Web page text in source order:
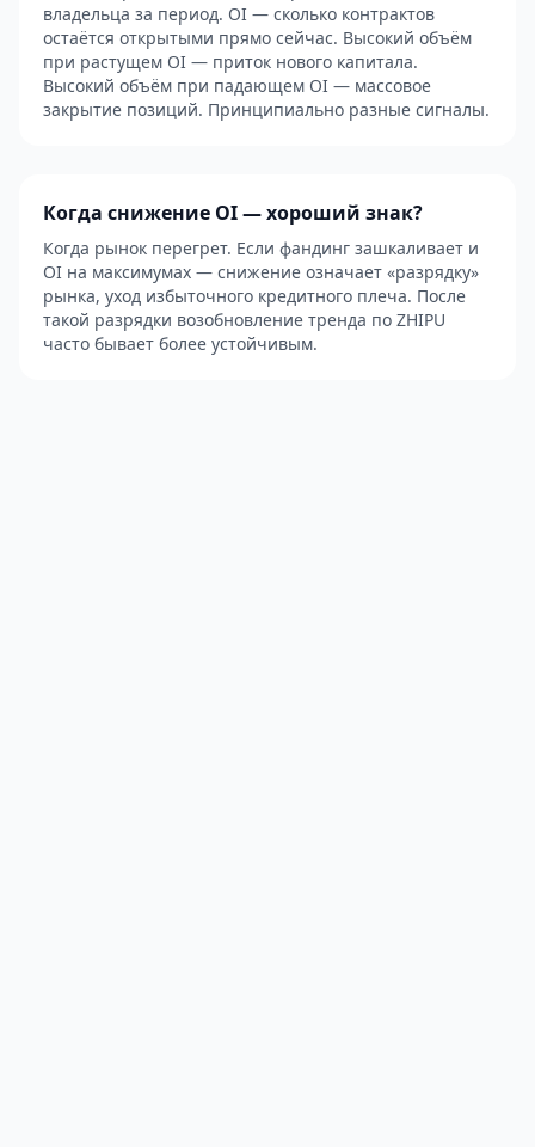
владельца за период. OI — сколько контрактов
остаётся открытыми прямо сейчас. Высокий объём
при растущем OI — приток нового капитала.
Высокий объём при падающем OI — массовое
закрытие позиций. Принципиально разные сигналы.
Когда снижение OI — хороший знак?
Когда рынок перегрет. Если фандинг зашкаливает и
OI на максимумах — снижение означает «разрядку»
рынка, уход избыточного кредитного плеча. После
такой разрядки возобновление тренда по ZHIPU
часто бывает более устойчивым.